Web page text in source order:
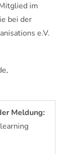
im
bei der
e.V.
Meldung: